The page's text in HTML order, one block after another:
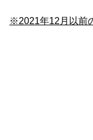
※2021年12月以前